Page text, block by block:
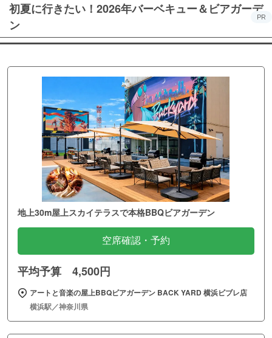
初夏に行きたい！2026年バーベキュー＆ビアガーデ
ン
PR
地上30m屋上スカイテラスで本格BBQビアガーデン
空席確認・予約
平均予算 4,500円
アートと音楽の屋上BBQビアガーデン BACK YARD 横浜ビブレ店
横浜駅／神奈川県